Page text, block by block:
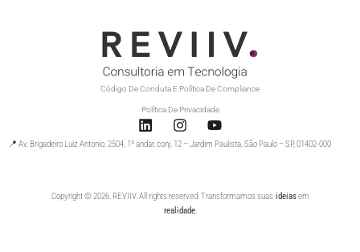
Código De Conduta E Política De Compliance
Política De Privacidade
📍 Av. Brigadeiro Luiz Antonio, 2504, 1º andar, conj. 12 – Jardim Paulista, São Paulo – SP, 01402-000
Copyright © 2026. REVIIV. All rights reserved. Transformamos suasideiasem
realidade.